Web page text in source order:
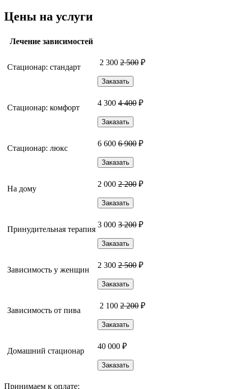
Цены на услуги
Лечение зависимостей
Стационар: стандарт
2 300 2 500 ₽
Заказать
Стационар: комфорт
4 300 4 400 ₽
Заказать
Стационар: люкс
6 600 6 900 ₽
Заказать
На дому
2 000 2 200 ₽
Заказать
Принудительная терапия
3 000 3 200 ₽
Заказать
Зависимость у женщин
2 300 2 500 ₽
Заказать
Зависимость от пива
2 100 2 200 ₽
Заказать
Домашний стационар
40 000 ₽
Заказать
Принимаем к оплате: